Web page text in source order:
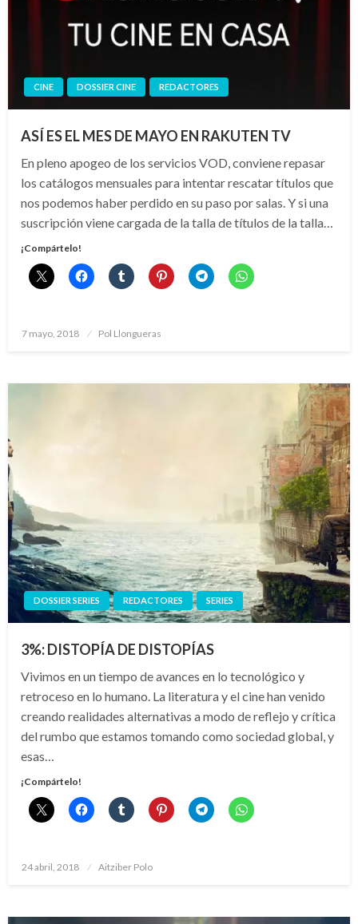
CINE DOSSIER CINE REDACTORES
ASÍ ES EL MES DE MAYO EN RAKUTEN TV
En pleno apogeo de los servicios VOD, conviene repasar
los catálogos mensuales para intentar rescatar títulos que
nos podemos haber perdido en su paso por salas. Y si una
suscripción viene cargada de la talla de títulos de la talla…
¡Compártelo!
Publicado
7 mayo, 2018 Pol Llongueras
DOSSIER SERIES REDACTORES SERIES
3%: DISTOPÍA DE DISTOPÍAS
Vivimos en un tiempo de avances en lo tecnológico y
retroceso en lo humano. La literatura y el cine han venido
creando realidades alternativas a modo de reflejo y crítica
del rumbo que estamos tomando como sociedad global, y
esas…
¡Compártelo!
Publicado
24 abril, 2018 Aitziber Polo